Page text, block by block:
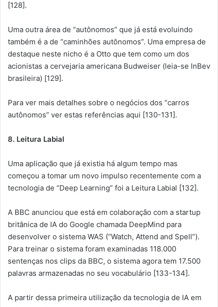
[128].
Uma outra área de “autônomos” que já está evoluindo
também é a de “caminhões autônomos”. Uma empresa de
destaque neste nicho é a Otto que tem como um dos
acionistas a cervejaria americana Budweiser (leia-se InBev
brasileira) [129].
Para ver mais detalhes sobre o negócios dos “carros
autônomos” ver estas referências aqui [130-131].
8. Leitura Labial
Uma aplicação que já existia há algum tempo mas
começou a tomar um novo impulso recentemente com a
tecnologia de “Deep Learning” foi a Leitura Labial [132].
A BBC anunciou que está em colaboração com a startup
britânica de IA do Google chamada DeepMind para
desenvolver o sistema WAS (“Watch, Attend and Spell”).
Para treinar o sistema foram examinadas 118.000
sentenças nos clips da BBC, o sistema agora tem 17.500
palavras armazenadas no seu vocabulário [133-134].
A partir dessa primeira utilização da tecnologia de IA em